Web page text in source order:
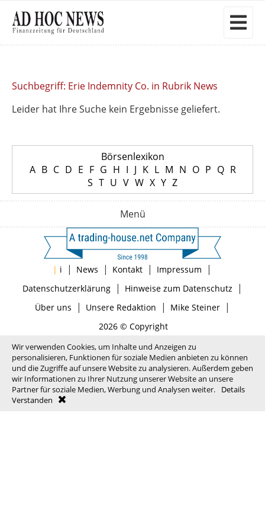
Suchbegriff: Erie Indemnity Co. in Rubrik News
Leider hat Ihre Suche kein Ergebnisse geliefert.
Börsenlexikon
A B C D E F G H I J K L M N O P Q R
S T U V W X Y Z
Menü
| i | News | Kontakt | Impressum |
Datenschutzerklärung| Hinweise zum Datenschutz |
Über uns | Unsere Redaktion | Mike Steiner|
2026 © Copyright
Wir verwenden Cookies, um Inhalte und Anzeigen zu
personalisieren, Funktionen für soziale Medien anbieten zu können
und die Zugriffe auf unsere Website zu analysieren. Außerdem geben
wir Informationen zu Ihrer Nutzung unserer Website an unsere
Partner für soziale Medien, Werbung und Analysen weiter.
Details
Verstanden